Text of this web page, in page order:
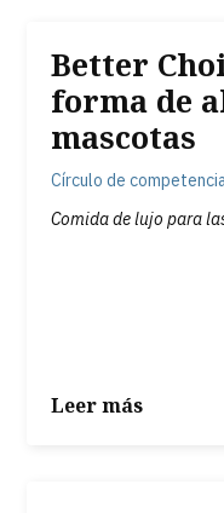
Better
forma de
mascotas
Círculo de
Comida de lujo para
Leer más